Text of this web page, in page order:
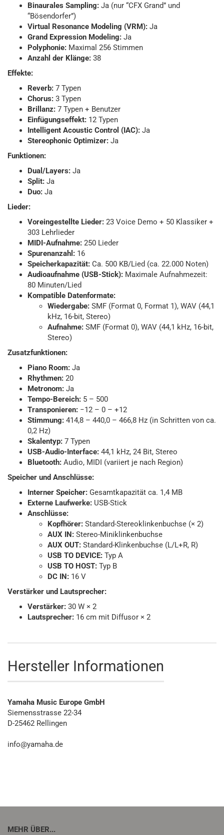
Binaurales Sampling: Ja (nur “CFX Grand” und
“Bösendorfer”)
Virtual Resonance Modeling (VRM): Ja
Grand Expression Modeling: Ja
Polyphonie: Maximal 256 Stimmen
Anzahl der Klänge: 38
Effekte:
Reverb: 7 Typen
Chorus: 3 Typen
Brillanz: 7 Typen + Benutzer
Einfügungseffekt: 12 Typen
Intelligent Acoustic Control (IAC): Ja
Stereophonic Optimizer: Ja
Funktionen:
Dual/Layers: Ja
Split: Ja
Duo: Ja
Lieder:
Voreingestellte Lieder: 23 Voice Demo + 50 Klassiker +
303 Lehrlieder
MIDI-Aufnahme: 250 Lieder
Spurenanzahl: 16
Speicherkapazität: Ca. 500 KB/Lied (ca. 22.000 Noten)
Audioaufnahme (USB-Stick): Maximale Aufnahmezeit:
80 Minuten/Lied
Kompatible Datenformate:
Wiedergabe: SMF (Format 0, Format 1), WAV (44,1
kHz, 16-bit, Stereo)
Aufnahme: SMF (Format 0), WAV (44,1 kHz, 16-bit,
Stereo)
Zusatzfunktionen:
Piano Room: Ja
Rhythmen: 20
Metronom: Ja
Tempo-Bereich: 5 – 500
Transponieren: −12 – 0 – +12
Stimmung: 414,8 – 440,0 – 466,8 Hz (in Schritten von ca.
0,2 Hz)
Skalentyp: 7 Typen
USB-Audio-Interface: 44,1 kHz, 24 Bit, Stereo
Bluetooth: Audio, MIDI (variiert je nach Region)
Speicher und Anschlüsse:
Interner Speicher: Gesamtkapazität ca. 1,4 MB
Externe Laufwerke: USB-Stick
Anschlüsse:
Kopfhörer: Standard-Stereoklinkenbuchse (× 2)
AUX IN: Stereo-Miniklinkenbuchse
AUX OUT: Standard-Klinkenbuchse (L/L+R, R)
USB TO DEVICE: Typ A
USB TO HOST: Typ B
DC IN: 16 V
Verstärker und Lautsprecher:
Verstärker: 30 W × 2
Lautsprecher: 16 cm mit Diffusor × 2
Hersteller Informationen
Yamaha Music Europe GmbH
Siemensstrasse 22-34
D-25462 Rellingen
info@yamaha.de
MEHR ÜBER...